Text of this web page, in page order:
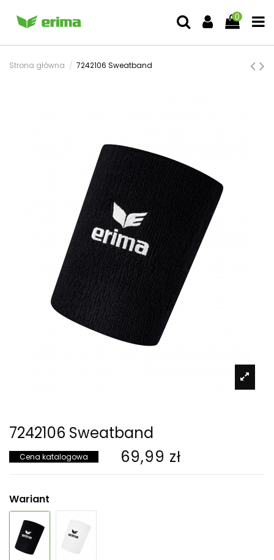
0
Strona główna 7242106 Sweatband
7242106 Sweatband
Cena katalogowa 69,99 zł
Wariant